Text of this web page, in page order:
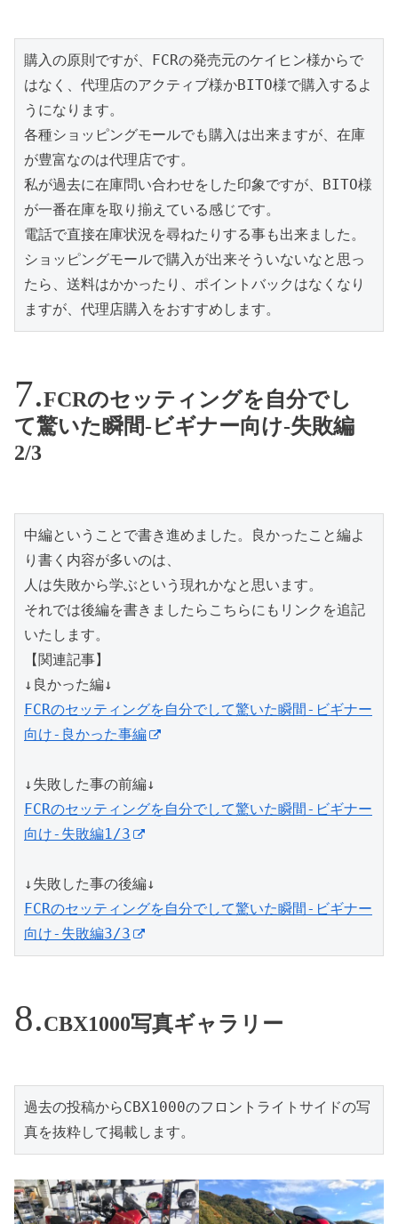
購入の原則ですが、FCRの発売元のケイヒン様からで
はなく、代理店のアクティブ様かBITO様で購入するよ
うになります。
各種ショッピングモールでも購入は出来ますが、在庫
が豊富なのは代理店です。
私が過去に在庫問い合わせをした印象ですが、BITO様
が一番在庫を取り揃えている感じです。
電話で直接在庫状況を尋ねたりする事も出来ました。
ショッピングモールで購入が出来そういないなと思っ
たら、送料はかかったり、ポイントバックはなくなり
ますが、代理店購入をおすすめします。
FCRのセッティングを自分でし
て驚いた瞬間-ビギナー向け-失敗編
2/3
中編ということで書き進めました。良かったこと編よ
り書く内容が多いのは、
人は失敗から学ぶという現れかなと思います。
それでは後編を書きましたらこちらにもリンクを追記
いたします。
【関連記事】
FCRのセッティングを自分でして驚いた瞬間-ビギナー
向け-良かった事編
FCRのセッティングを自分でして驚いた瞬間-ビギナー
向け-失敗編1/3
FCRのセッティングを自分でして驚いた瞬間-ビギナー
向け-失敗編3/3
CBX1000写真ギャラリー
過去の投稿からCBX1000のフロントライトサイドの写
真を抜粋して掲載します。